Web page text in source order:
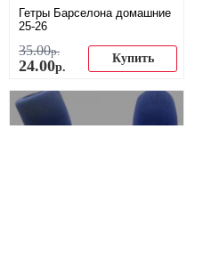
Гетры Барселона домашние
25-26
35.00р.
24.00р.
Купить